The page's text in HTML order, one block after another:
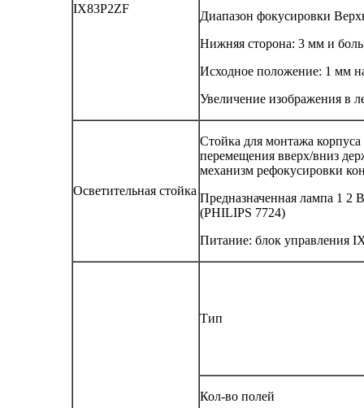
IX83P2ZF
Диапазон фокусировки
Нижняя сторона: 3 мм и
Исходное положение: 1 мм
Увеличение изображения в
Осветительная стойка
Стойка для монтажа
перемещения вверх/вниз
механизм рефокусировки
Предназначенная лампа 1 2
(PHILIPS 7724)
Питание: блок управления
Тип
Кол-во полей